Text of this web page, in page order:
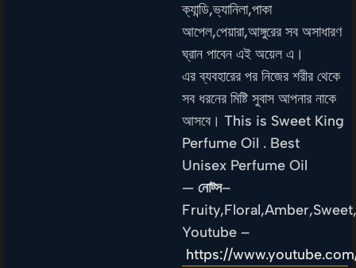
ক্যান্ডি,ভ্যানিলা,পাকা
আপেল,পেয়ারা,আঙ্গুরের সব অসাধারণ
ঘ্রান পাবেন এই অয়েল এ।
এর ব্যবহারের পর নিজের শরীর থেকে
সব ধরনের মিষ্টি সুবাস আপনার নাকে
আসবে। This is Sweet King
Perfume Oil . Best
Unisex Perfume Oil
—নোট্স–
Youtube –
https://